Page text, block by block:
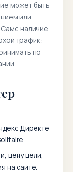
может быть
или
Само наличие
трафик:
по
Директе
.
цену цели,
на сайте.